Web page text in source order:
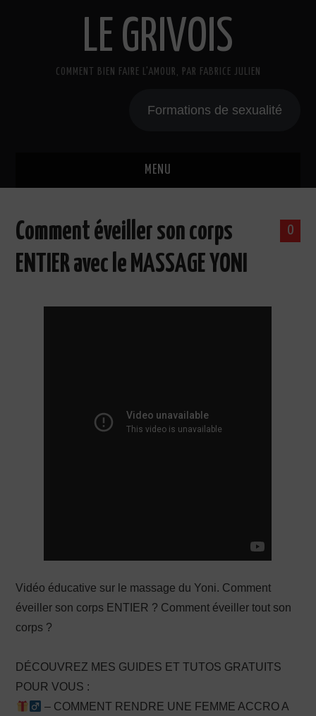
LE GRIVOIS
COMMENT BIEN FAIRE L'AMOUR, PAR FABRICE JULIEN
Formations de sexualité
MENU
A PROPOS
0
Comment éveiller son corps
ENTIER avec le MASSAGE YONI
Vidéo éducative sur le massage du Yoni. Comment
éveiller son corps ENTIER ? Comment éveiller tout son
corps ?
DÉCOUVREZ MES GUIDES ET TUTOS GRATUITS
POUR VOUS :
– COMMENT RENDRE UNE FEMME ACCRO A